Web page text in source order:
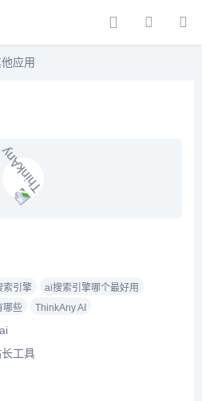
应用
索引擎
ai搜索引擎哪个最好用
哪些 ThinkAny AI
工具